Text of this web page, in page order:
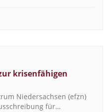
krisenfähigen
Niedersachsen (efzn)
für…